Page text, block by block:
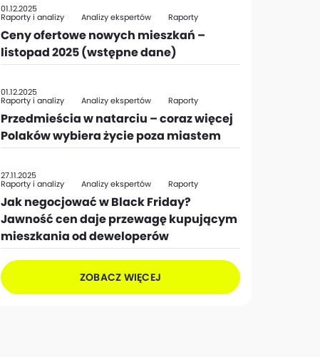
01.12.2025
Raporty i analizy Analizy ekspertów Raporty
Ceny ofertowe nowych mieszkań –
listopad 2025 (wstępne dane)
01.12.2025
Raporty i analizy Analizy ekspertów Raporty
Przedmieścia w natarciu – coraz więcej
Polaków wybiera życie poza miastem
27.11.2025
Raporty i analizy Analizy ekspertów Raporty
Jak negocjować w Black Friday?
Jawność cen daje przewagę kupującym
mieszkania od deweloperów
ZOBACZ WIĘCEJ